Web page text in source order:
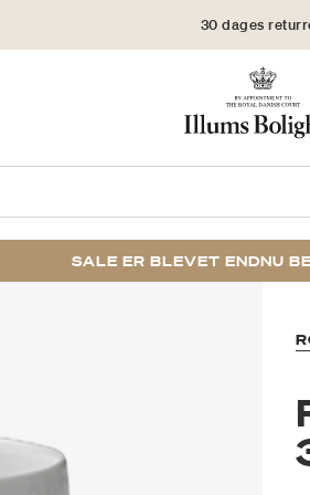
30 dages
SALE ER BLEVET ENDNU